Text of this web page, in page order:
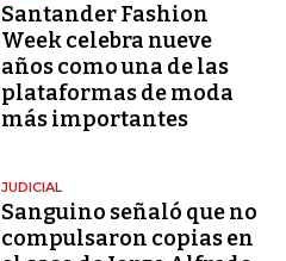
Santander Fashion
Week celebra nueve
años como una de las
plataformas de moda
más importantes
JUDICIAL
Sanguino señaló que no
compulsaron copias en